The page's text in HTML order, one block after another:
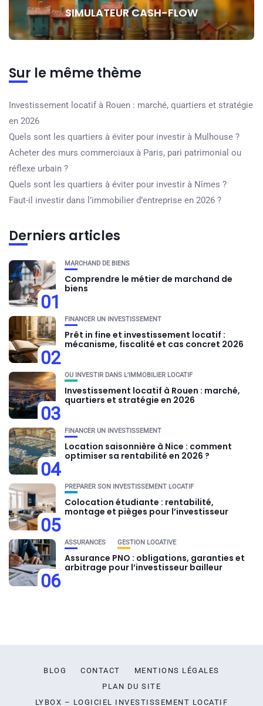
SIMULATEUR CASH-FLOW
Sur le même thème
Investissement locatif à Rouen : marché, quartiers et stratégie
en 2026
Quels sont les quartiers à éviter pour investir à Mulhouse ?
Acheter des murs commerciaux à Paris, pari patrimonial ou
réflexe urbain ?
Quels sont les quartiers à éviter pour investir à Nîmes ?
Faut-il investir dans l’immobilier d’entreprise en 2026 ?
Derniers articles
01
MARCHAND DE BIENS
Comprendre le métier de marchand de
biens
02
FINANCER UN INVESTISSEMENT
Prêt in fine et investissement locatif :
mécanisme, fiscalité et cas concret 2026
03
OU INVESTIR DANS L'IMMOBILIER LOCATIF
Investissement locatif à Rouen : marché,
quartiers et stratégie en 2026
04
FINANCER UN INVESTISSEMENT
Location saisonnière à Nice : comment
optimiser sa rentabilité en 2026 ?
05
PRÉPARER SON INVESTISSEMENT LOCATIF
Colocation étudiante : rentabilité,
montage et pièges pour l’investisseur
06
ASSURANCES GESTION LOCATIVE
Assurance PNO : obligations, garanties et
arbitrage pour l’investisseur bailleur
BLOG CONTACT
MENTIONS LÉGALES
PLAN DU SITE
LYBOX – LOGICIEL INVESTISSEMENT LOCATIF